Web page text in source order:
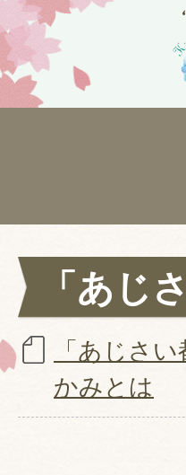
「あじ
「あじさ
かみとは